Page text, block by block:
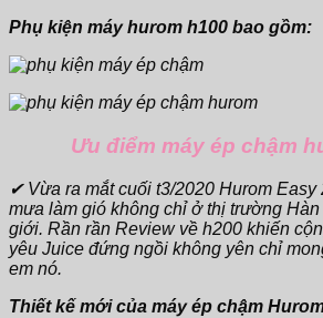
Phụ kiện máy hurom h100 bao gồm:
Ưu điểm máy ép chậm
✔ Vừa ra mắt cuối t3/2020 Hurom
mưa làm gió không chỉ ở thị trường
giới. Rần rần Review về h200 khiến
yêu Juice đứng ngồi không yên chỉ
em nó.
Thiết kế mới của máy ép chậm